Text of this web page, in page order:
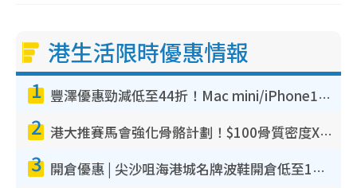
港生活限時優惠情報
1 豐澤優惠勁減低至44折！Mac mini/iPhone17Pro大減價！廚房家電$220起
2 港大推賽馬會強化骨骼計劃！$100骨質密度X光檢查 完成免費運動訓練送超市禮券！附參加資格
3 開倉優惠 | 尖沙咀海港城名牌波鞋開倉低至1折！On鞋$899起／Joy&Peace鞋履$98起